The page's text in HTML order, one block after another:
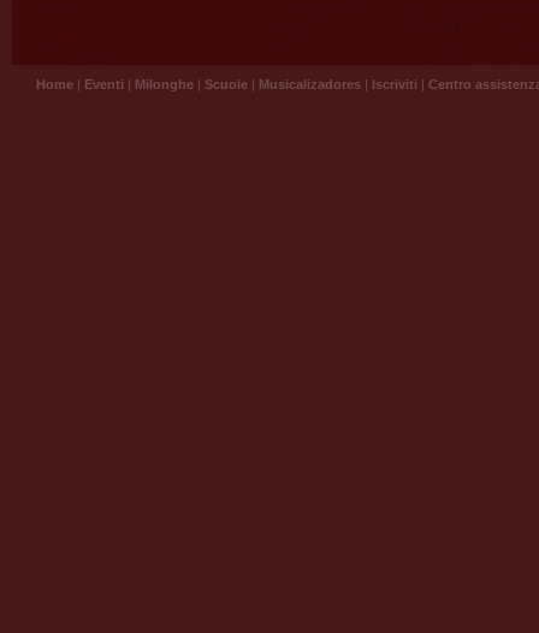
Home | Eventi | Milonghe | Scuole | Musicalizadores | Iscriviti | Centro